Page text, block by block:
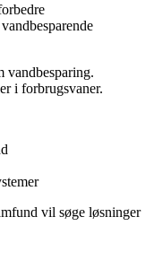
vandbesparing.
i forbrugsvaner.
vil søge løsninger